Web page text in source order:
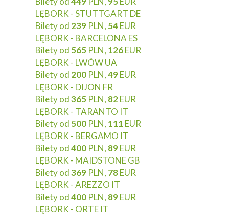
LĘBORK - STUTTGART DE
Bilety od 239 PLN, 54EUR
LĘBORK - BARCELONA ES
Bilety od 565 PLN, 126EUR
LĘBORK - LWÓW UA
Bilety od 200 PLN,49EUR
LĘBORK - DIJON FR
Bilety od365 PLN, 82EUR
LĘBORK - TARANTO IT
Bilety od 500 PLN, 111 EUR
LĘBORK - BERGAMO IT
Bilety od400 PLN, 89EUR
LĘBORK - MAIDSTONE GB
Bilety od369 PLN, 78EUR
LĘBORK - AREZZO IT
Bilety od400 PLN, 89EUR
LĘBORK - ORTE IT